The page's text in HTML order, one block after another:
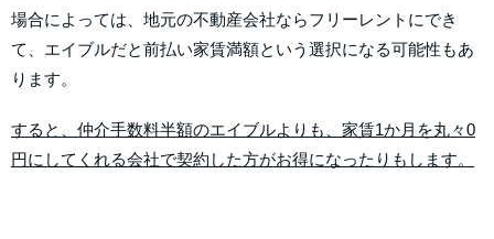
場合によっては、地元の不動産会社ならフリーレントにでき
て、エイブルだと前払い家賃満額という選択になる可能性もあ
ります。
すると、仲介手数料半額のエイブルよりも、家賃1か月を丸々0
円にしてくれる会社で契約した方がお得になったりもします。